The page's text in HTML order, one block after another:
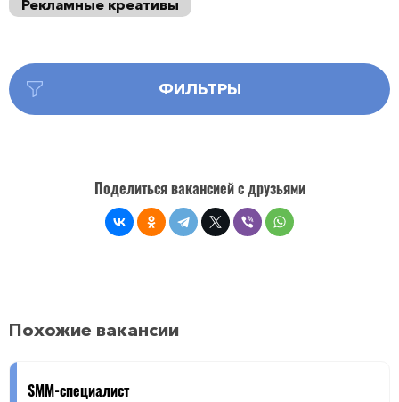
Рекламные креативы
ФИЛЬТРЫ
Поделиться вакансией с друзьями
Похожие вакансии
SMM-специалист